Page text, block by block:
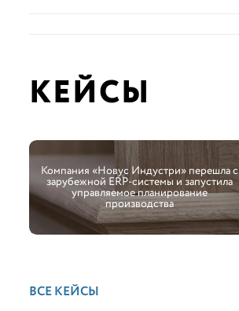
КЕЙСЫ
Компания «Новус Индустри» перешла с
зарубежной ERP-системы и запустила
управляемое планирование
производства
ВСЕ КЕЙСЫ